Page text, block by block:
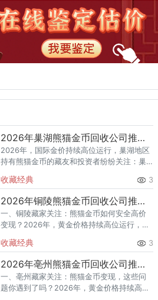
2026年巢湖熊猫金币回收公司推荐 上门回收渠道全解析
2026年，国际金价持续高位运行，巢湖地区
持有熊猫金币的藏友和投资者纷纷关注：巢
回收熊猫金币？ 本文为您精选2026年巢湖熊
猫金币回收公司推荐
收藏经典 3
2026年铜陵熊猫金币回收公司推荐 铜陵本地哪里回收更靠谱？
一、铜陵藏家关注：熊猫金币如何安全高价
变现？2026年，黄金价格持续高位运行，熊
价值，深受市场青睐。最新回收行情显示，
30克熊猫金币回收价约2
收藏经典 3
2026年亳州熊猫金币回收公司推荐 亳州本地哪里回收更靠谱？
一、亳州藏家关注：熊猫金币变现，这些问
题你遇到了吗？2026年，黄金价格持续高位